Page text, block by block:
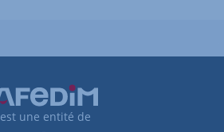
est une entité de